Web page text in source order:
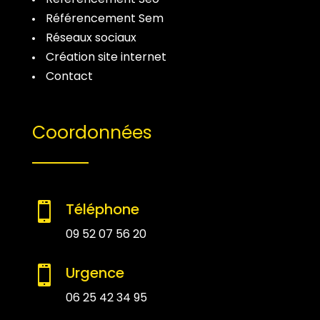
Référencement Sem
Réseaux sociaux
Création site internet
Contact
Coordonnées
 Téléphone
09 52 07 56 20
 Urgence
06 25 42 34 95